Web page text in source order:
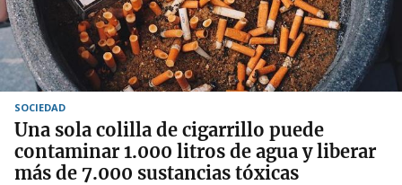
SOCIEDAD
Una sola colilla de cigarrillo puede
contaminar 1.000 litros de agua y liberar
más de 7.000 sustancias tóxicas